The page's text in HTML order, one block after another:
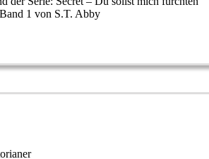
1 von S.T. Abby